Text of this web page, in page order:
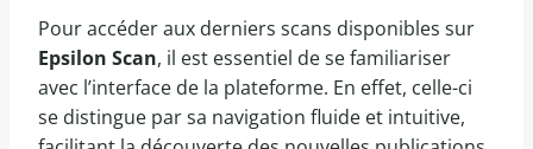
Pour accéder aux derniers scans disponibles sur
Epsilon Scan, il est essentiel de se familiariser
avec l’interface de la plateforme. En effet, celle-ci
se distingue par sa navigation fluide et intuitive,